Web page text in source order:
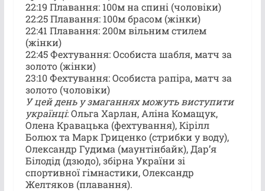
22:19 Плавання: 100м на спині (чоловіки)
22:25 Плавання: 100м брасом (жінки)
22:41 Плавання: 200м вільним стилем
(жінки)
22:45 Фехтування: Особиста шабля, матч за
золото (жінки)
23:10 Фехтування: Особиста рапіра, матч за
золото (чоловіки)
У цей день у змаганнях можуть виступити
українці: Ольга Харлан, Аліна Комащук,
Олена Кравацька (фехтування), Кірілл
Болюх та Марк Гриценко (стрибки у воду),
Олександр Гудима (маунтінбайк), Дарʼя
Білодід (дзюдо), збірна України зі
спортивної гімнастики, Олександр
Желтяков (плавання).